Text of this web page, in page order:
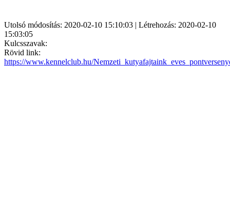
Utolsó módosítás: 2020-02-10 15:10:03 | Létrehozás: 2020-02-10
15:03:05
Kulcsszavak:
Rövid link:
https://www.kennelclub.hu/